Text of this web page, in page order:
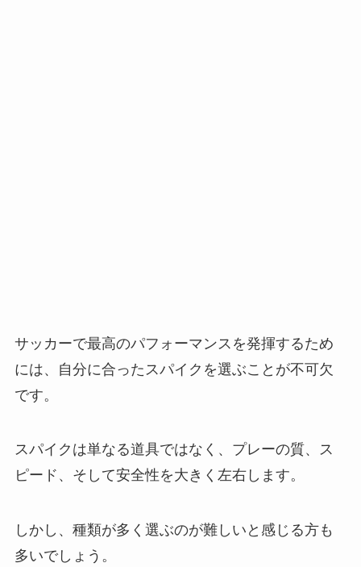
サッカーで最高のパフォーマンスを発揮するため
には、自分に合ったスパイクを選ぶことが不可欠
です。
スパイクは単なる道具ではなく、プレーの質、ス
ピード、そして安全性を大きく左右します。
しかし、種類が多く選ぶのが難しいと感じる方も
多いでしょう。